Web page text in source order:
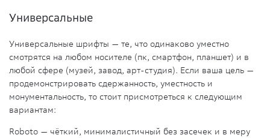
Универсальные
Универсальные шрифты — те, что одинаково уместно
смотрятся на любом носителе (пк, смартфон, планшет) и в
любой сфере (музей, завод, арт-студия). Если ваша цель —
продемонстрировать сдержанность, уместность и
монументальность, то стоит присмотреться к следующим
вариантам:
Roboto — чёткий, минималистичный без засечек и в меру